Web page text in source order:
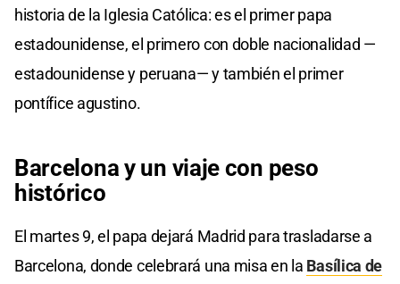
historia de la Iglesia Católica: es el primer papa
estadounidense, el primero con doble nacionalidad —
estadounidense y peruana— y también el primer
pontífice agustino.
Barcelona y un viaje con peso
histórico
El martes 9, el papa dejará Madrid para trasladarse a
Barcelona, donde celebrará una misa en la Basílica de